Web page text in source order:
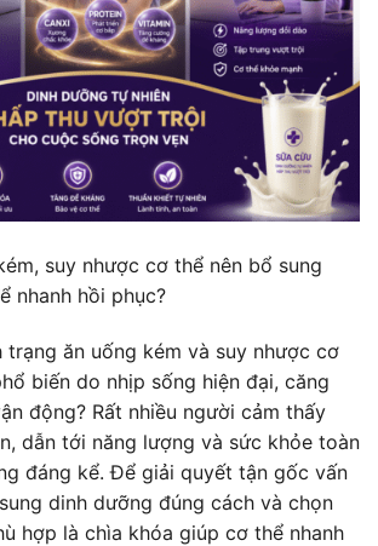
suy nhược cơ thể nên bổ sung
nhanh hồi phục?
trạng ăn uống kém và suy nhược cơ
biến do nhịp sống hiện đại, căng
động? Rất nhiều người cảm thấy
dẫn tới năng lượng và sức khỏe toàn
đáng kể. Để giải quyết tận gốc vấn
dinh dưỡng đúng cách và chọn
hợp là chìa khóa giúp cơ thể nhanh